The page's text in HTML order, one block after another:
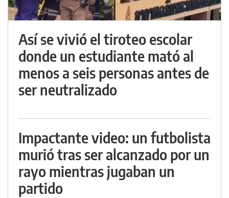
Así se vivió el tiroteo escolar
donde un estudiante mató al
menos a seis personas antes de
ser neutralizado
Impactante video: un futbolista
murió tras ser alcanzado por un
rayo mientras jugaban un
partido